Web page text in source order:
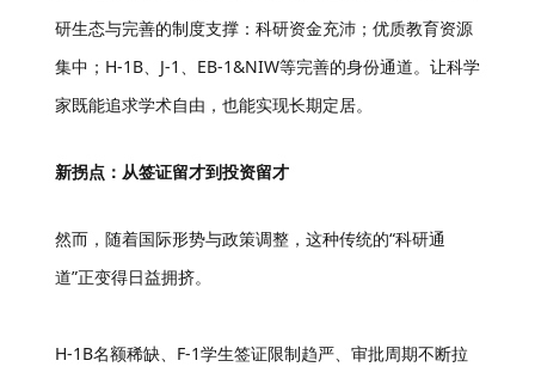
研生态与完善的制度支撑：科研资金充沛；优质教育资源
集中；H-1B、J-1、EB-1&NIW等完善的身份通道。让科学
家既能追求学术自由，也能实现长期定居。
新拐点：从签证留才到投资留才
然而，随着国际形势与政策调整，这种传统的“科研通
道”正变得日益拥挤。
H-1B名额稀缺、F-1学生签证限制趋严、审批周期不断拉